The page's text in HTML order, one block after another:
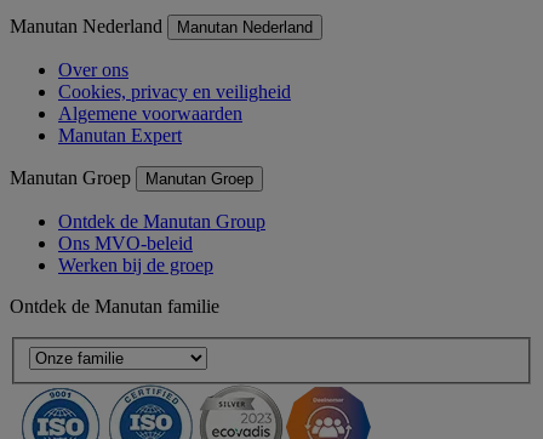
Manutan Nederland Manutan Nederland
Over ons
Cookies, privacy en veiligheid
Algemene voorwaarden
Manutan Expert
Manutan Groep Manutan Groep
Ontdek de Manutan Group
Ons MVO-beleid
Werken bij de groep
Ontdek de Manutan familie